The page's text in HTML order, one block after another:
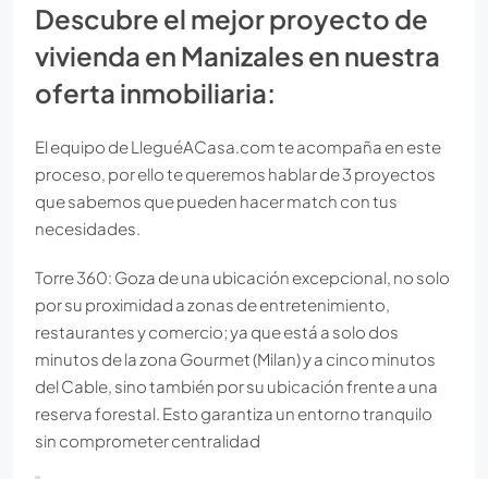
Descubre el mejor proyecto de
vivienda en Manizales en nuestra
oferta inmobiliaria:
El equipo de LleguéACasa.com te acompaña en este
proceso, por ello te queremos hablar de 3 proyectos
que sabemos que pueden hacer match con tus
necesidades.
Torre 360: Goza de una ubicación excepcional, no solo
por su proximidad a zonas de entretenimiento,
restaurantes y comercio; ya que está a solo dos
minutos de la zona Gourmet (Milan) y a cinco minutos
del Cable, sino también por su ubicación frente a una
reserva forestal. Esto garantiza un entorno tranquilo
sin comprometer centralidad